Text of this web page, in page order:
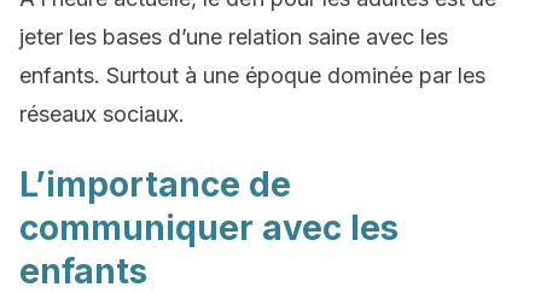
jeter les bases d’une relation saine avec les
enfants. Surtout à une époque dominée par les
réseaux sociaux.
L’importance de
communiquer avec les
enfants